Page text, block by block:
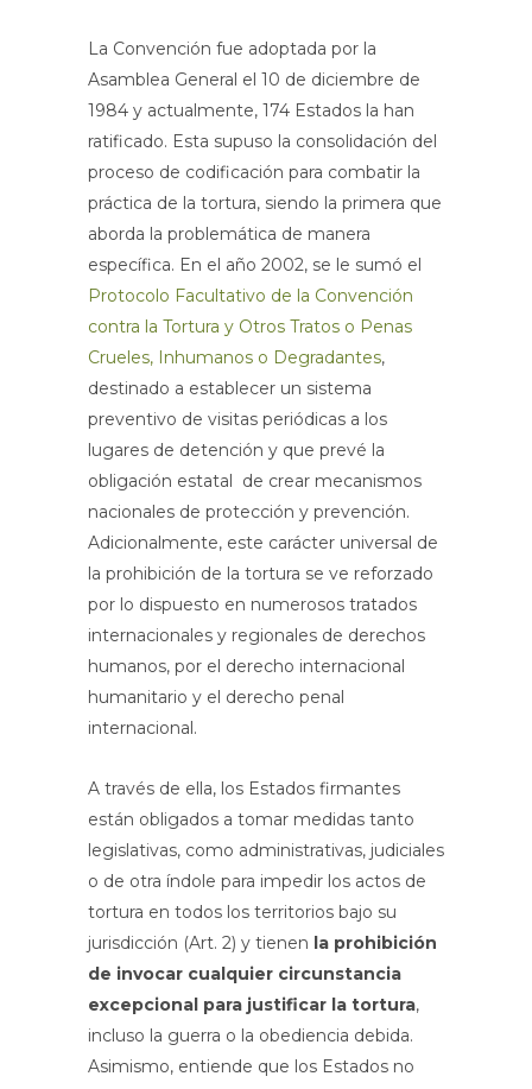
La Convención fue adoptada por la
Asamblea General el 10 de diciembre de
1984 y actualmente, 174 Estados la han
ratificado. Esta supuso la consolidación del
proceso de codificación para combatir la
práctica de la tortura, siendo la primera que
aborda la problemática de manera
específica. En el año 2002, se le sumó el
Protocolo Facultativo de la Convención
contra la Tortura y Otros Tratos o Penas
Crueles, Inhumanos o Degradantes,
destinado a establecer un sistema
preventivo de visitas periódicas a los
lugares de detención y que prevé la
obligación estatal de crear mecanismos
nacionales de protección y prevención.
Adicionalmente, este carácter universal de
la prohibición de la tortura se ve reforzado
por lo dispuesto en numerosos tratados
internacionales y regionales de derechos
humanos, por el derecho internacional
humanitario y el derecho penal
internacional.
A través de ella, los Estados firmantes
están obligados a tomar medidas tanto
legislativas, como administrativas, judiciales
o de otra índole para impedir los actos de
tortura en todos los territorios bajo su
jurisdicción (Art. 2) y tienen la prohibición
de invocar cualquier circunstancia
excepcional para justificar la tortura,
incluso la guerra o la obediencia debida.
Asimismo, entiende que los Estados no